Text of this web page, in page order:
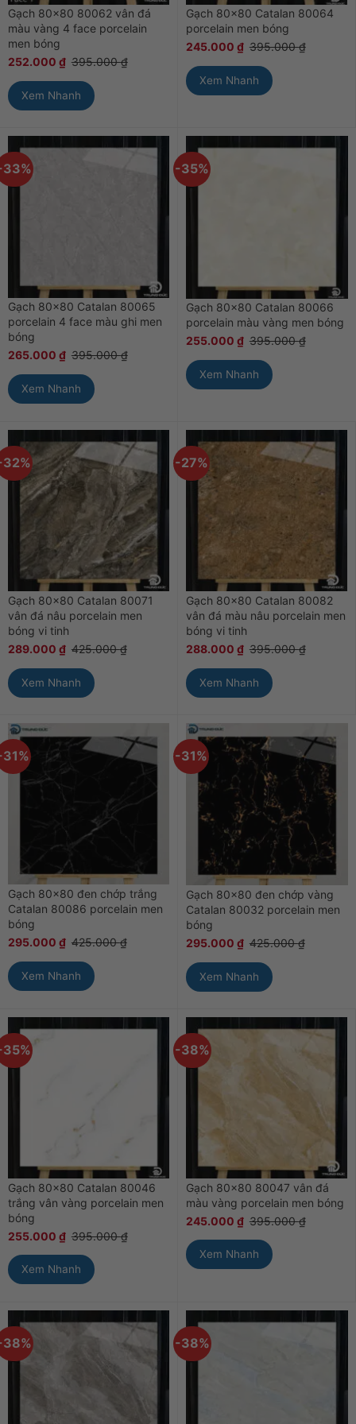
Gạch 80×80 80062 vân đá
màu vàng 4 face porcelain
men bóng
252.000 ₫ 395.000₫
Xem Nhanh
Gạch 80×80 Catalan 80064
porcelain men bóng
245.000 ₫ 395.000₫
Xem Nhanh
Gạch 80×80 Catalan 80065
porcelain 4 face màu ghi men
bóng
265.000 ₫ 395.000₫
Xem Nhanh
-35%
Gạch 80×80 Catalan 80066
porcelain màu vàng men bóng
255.000 ₫ 395.000₫
Xem Nhanh
Gạch 80×80 Catalan 80071
vân đá nâu porcelain men
bóng vi tinh
289.000 ₫ 425.000₫
Xem Nhanh
-27%
Gạch 80×80 Catalan 80082
vân đá màu nâu porcelain men
bóng vi tinh
288.000 ₫ 395.000₫
Xem Nhanh
Gạch 80×80 đen chớp trắng
Catalan 80086 porcelain men
bóng
295.000 ₫ 425.000₫
Xem Nhanh
-31%
Gạch 80×80 đen chớp vàng
Catalan 80032 porcelain men
bóng
295.000 ₫ 425.000₫
Xem Nhanh
Gạch 80×80 Catalan 80046
trắng vân vàng porcelain men
bóng
255.000 ₫ 395.000₫
Xem Nhanh
-38%
Gạch 80×80 80047 vân đá
màu vàng porcelain men bóng
245.000 ₫ 395.000₫
Xem Nhanh
-38%